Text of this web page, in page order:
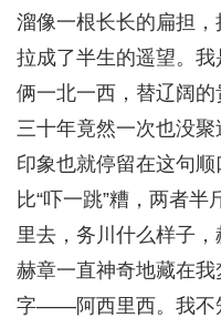
溜像一根长长的扁担，
拉成了半生的遥望。
俩一北一西，替辽阔的
三十年竟然一次也没
印象也就停留在这句顺
比“吓一跳”糟，两者
里去，务川什么样子，
赫章一直神奇地藏在
字——阿西里西。我不